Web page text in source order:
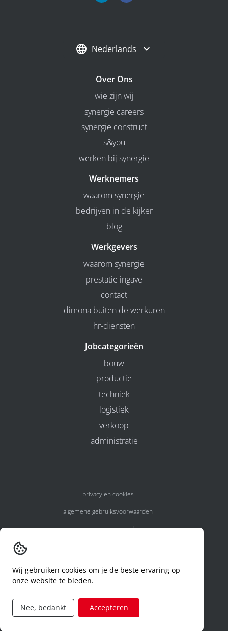
Nederlands
Over Ons
wie zijn wij
synergie careers
synergie construct
s&you
werken bij synergie
Werknemers
waarom synergie
bedrijven in de kijker
blog
Werkgevers
waarom synergie
prestatie ingave
contact
dimona buiten de werkuren
hr-diensten
Jobcategorieën
bouw
productie
techniek
logistiek
verkoop
administratie
privacy en cookies
algemene gebruiksvoorwaarden
algemene voorwaarden
code of conduct
aanvraag rechten ivm privacy
Wij gebruiken cookies om je de beste ervaring op
onze website te bieden.
Nee, bedankt Accepteren